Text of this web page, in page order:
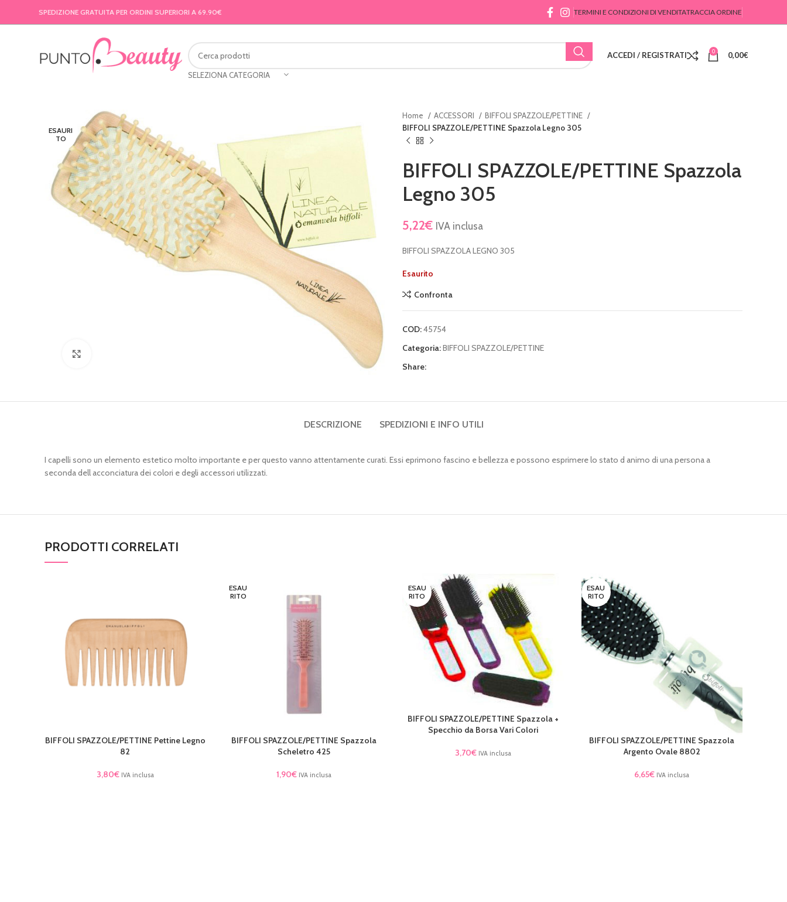
SPEDIZIONE GRATUITA PER ORDINI SUPERIORI A 69.90€ TERMINI E CONDIZIONI DI VENDITATRACCIA ORDINE
SELEZIONA CATEGORIA
ACCEDI / REGISTRATI 0 0,00€
ESAURI
TO
Home ACCESSORI
BIFFOLI SPAZZOLE/PETTINE
BIFFOLI SPAZZOLE/PETTINE Spazzola Legno 305
BIFFOLI SPAZZOLE/PETTINE Spazzola
Legno 305
5,22€ IVA inclusa
BIFFOLI SPAZZOLA LEGNO 305
Esaurito
Confronta
COD:45754
Categoria:BIFFOLI SPAZZOLE/PETTINE
Share:
DESCRIZIONE SPEDIZIONI E INFO UTILI
I capelli sono un elemento estetico molto importante e per questo vanno attentamente curati. Essi eprimono fascino e bellezza e possono esprimere lo stato d animo di una persona a
seconda dell acconciatura dei colori e degli accessori utilizzati.
PRODOTTI CORRELATI
AGGIUNGI AL CARRELLO
BIFFOLI SPAZZOLE/PETTINE Pettine Legno
82
3,80€ IVA inclusa
ESAU
RITO
LEGGI TUTTO
BIFFOLI SPAZZOLE/PETTINE Spazzola
Scheletro 425
1,90€ IVA inclusa
ESAU
RITO
LEGGI TUTTO
BIFFOLI SPAZZOLE/PETTINE Spazzola +
Specchio da Borsa Vari Colori
3,70€ IVA inclusa
ESAU
RITO
LEGGI TUTTO
BIFFOLI SPAZZOLE/PETTINE Spazzola
Argento Ovale 8802
6,65€ IVA inclusa